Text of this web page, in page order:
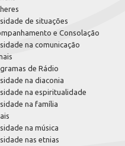
de situações
e Consolação
na comunicação
de Rádio
na diaconia
na espiritualidade
na família
na música
nas etnias